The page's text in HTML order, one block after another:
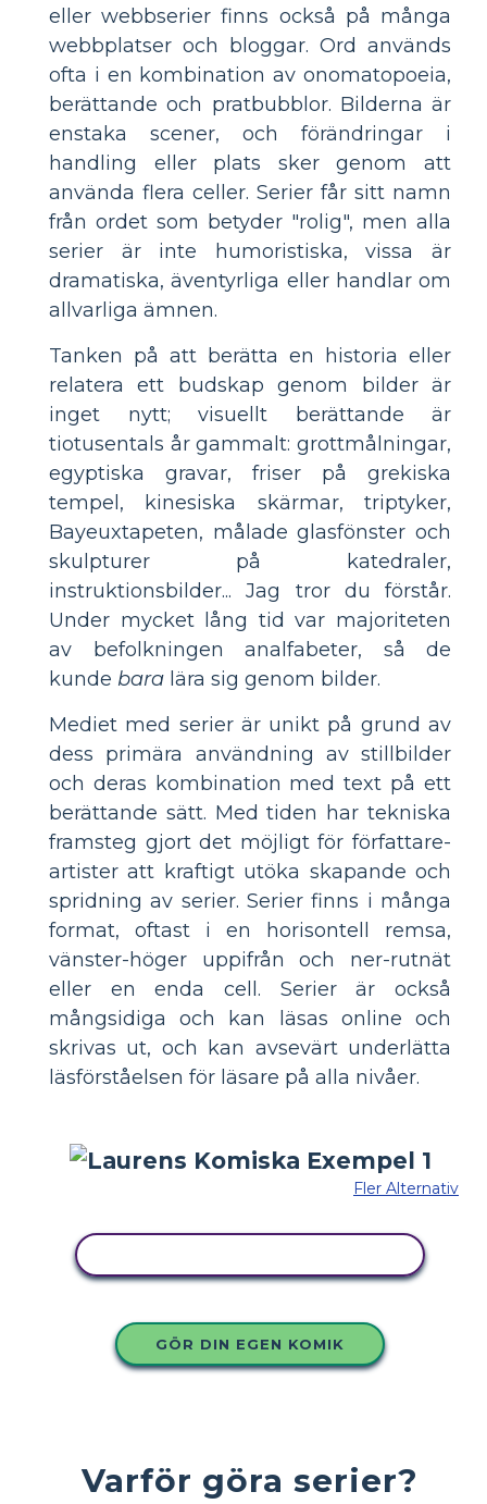
eller webbserier finns också på många
webbplatser och bloggar. Ord används
ofta i en kombination av onomatopoeia,
berättande och pratbubblor. Bilderna är
enstaka scener, och förändringar i
handling eller plats sker genom att
använda flera celler. Serier får sitt namn
från ordet som betyder "rolig", men alla
serier är inte humoristiska, vissa är
dramatiska, äventyrliga eller handlar om
allvarliga ämnen.
Tanken på att berätta en historia eller
relatera ett budskap genom bilder är
inget nytt; visuellt berättande är
tiotusentals år gammalt: grottmålningar,
egyptiska gravar, friser på grekiska
tempel, kinesiska skärmar, triptyker,
Bayeuxtapeten, målade glasfönster och
skulpturer på katedraler,
instruktionsbilder... Jag tror du förstår.
Under mycket lång tid var majoriteten
av befolkningen analfabeter, så de
kunde bara lära sig genom bilder.
Mediet med serier är unikt på grund av
dess primära användning av stillbilder
och deras kombination med text på ett
berättande sätt. Med tiden har tekniska
framsteg gjort det möjligt för författare-
artister att kraftigt utöka skapande och
spridning av serier. Serier finns i många
format, oftast i en horisontell remsa,
vänster-höger uppifrån och ner-rutnät
eller en enda cell. Serier är också
mångsidiga och kan läsas online och
skrivas ut, och kan avsevärt underlätta
läsförståelsen för läsare på alla nivåer.
Fler Alternativ
GÖR DIN EGEN KOMIK
Varför göra serier?